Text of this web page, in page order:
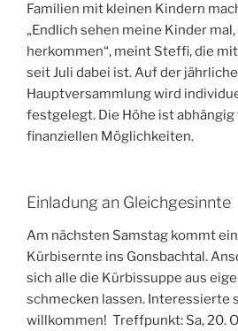
Familien mit kleinen Kindern
„Endlich sehen meine Kinder
herkommen“, meint Steffi, die mit
seit Juli dabei ist. Auf der
Hauptversammlung wird
festgelegt. Die Höhe ist abhängig
finanziellen Möglichkeiten.
Einladung an Gleichgesinnte
Am nächsten Samstag kommt
Kürbisernte ins Gonsbachtal.
sich alle die Kürbissuppe aus
schmecken lassen. Interessierte
willkommen! Treffpunkt: Sa, 20.